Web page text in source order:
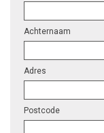
Achternaam
Adres
Postcode